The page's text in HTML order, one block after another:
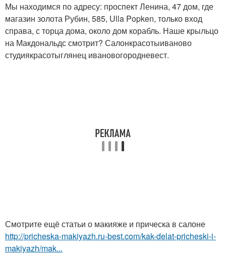
Мы находимся по адресу: проспект Ленина, 47 дом, где
магазин золота Рубин, 585, Ulla Popken, только вход
справа, с торца дома, около дом корабль. Наше крыльцо
на Макдональдс смотрит? Салонкрасотыиваново
студиякрасотыглянец ивановогородневест.
Смотрите ещё статьи о макияже и прическа в салоне
http://pricheska-makiyazh.ru-best.com/kak-delat-pricheski-i-
makiyazh/mak...